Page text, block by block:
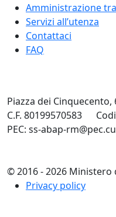
Amministrazione
Servizi all’utenza
Contattaci
FAQ
Piazza dei Cinquecento,
C.F. 80199570583
PEC: ss-abap-
© 2016 - 2026 Ministero
Privacy policy